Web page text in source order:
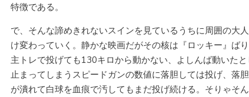
特徴である。
で、そんな諦めきれないスインを見ているうちに周囲の大
け変わっていく。静かな映画だがその核は『ロッキー』ば
主トレで投げても130キロから動かない、よしんば動いた
止まってしまうスピードガンの数値に落胆しては投げ、落
が潰れて白球を血痕で汚してもまだ投げ続ける。そりゃそ